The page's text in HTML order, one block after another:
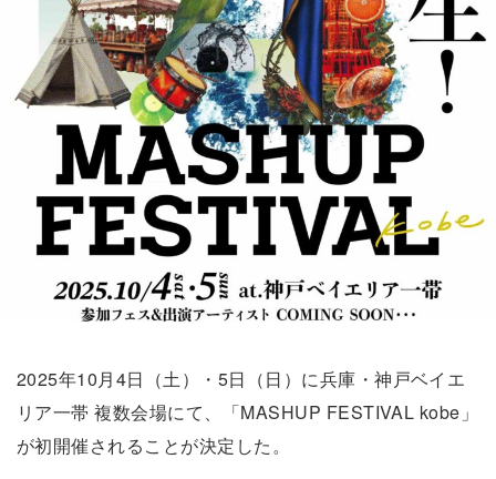
2025年10月4日（土）・5日（日）に兵庫・神戸ベイエ
リア一帯 複数会場にて、「MASHUP FESTIVAL kobe」
が初開催されることが決定した。